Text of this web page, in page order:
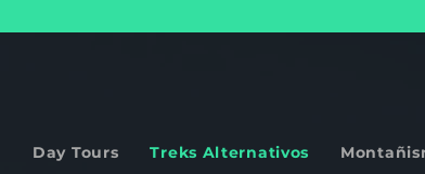
Day Tours Treks Alternativos